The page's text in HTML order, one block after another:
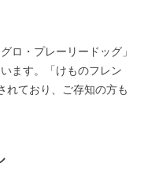
ロ・プレーリードッグ」
ます。「けものフレン
れており、ご存知の方も